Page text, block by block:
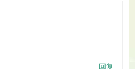
回复